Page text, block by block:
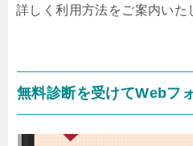
詳しく利用方法をご案内いた
無料診断を受けてWebフ